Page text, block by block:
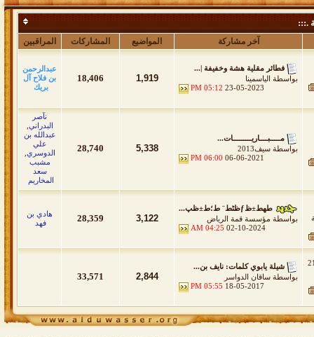
.:::
آخر مشاركة المواضيع المشاركات المراقبين
فطائر مقلية هشة وخفيفة |...
بواسطة الياسمينا
23-05-2023
05:12 PM
1,919
18,406
عبدالرحمن
بن فلاح آل
بريك
مـــــبــــاريـــــــــات...
بواسطة سيف2013
06-06-2021
06:00 PM
5,338
28,740
نآصر
البدراني
عبدالله بن
علي
الدوسري
مشبب
سعد
المخاريم
طھط±ظƒظٹط¨ ط؛ط±ظپ...
بواسطة مؤسسة قمة الرياض
02-10-2024
04:25 AM
3,122
28,359
هادي بن
فهد
216
شيلة يابوي كلمات: نايف بن...
بواسطة ساقان الدواسر
18-05-2017
05:55 PM
2,844
33,571